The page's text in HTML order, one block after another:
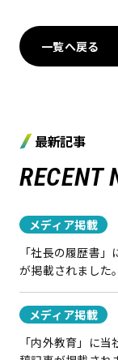
一覧へ戻る
最新記事
RECENT
メディア掲載
「社長の履歴書
が掲載されました。
メディア掲載
「内外教育」に